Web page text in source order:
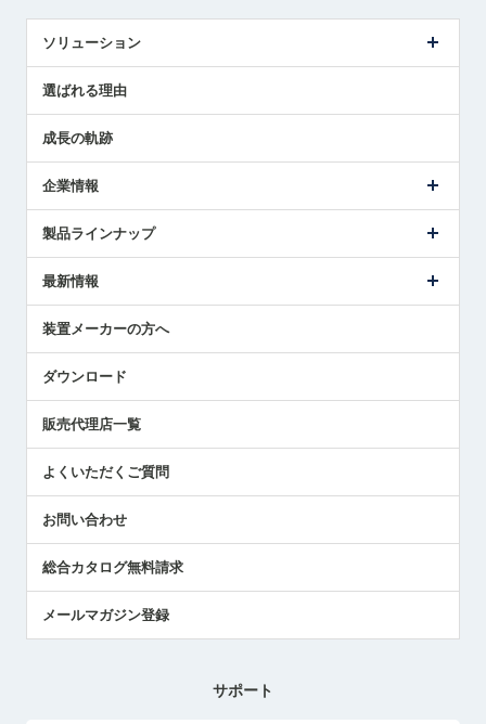
ソリューション
解決策提案
選ばれる理由
成長の軌跡
企業情報
ごあいさつ
受賞履歴
採用情報
国/地域/言語
製品ラインナップ
ツールセッタ製品
エアマイクロセンサ製品
最新情報
メトロールの技術
社員ブログ
中小企業のBCP地震対策
センサのテクニカルガイド
社長ブログ
装置メーカーの方へ
ダウンロード
販売代理店一覧
よくいただくご質問
お問い合わせ
総合カタログ無料請求
メールマガジン登録
サポート